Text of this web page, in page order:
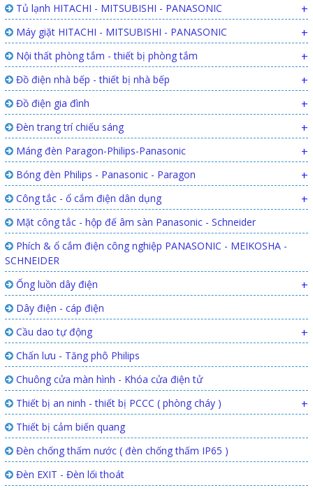
Tủ lạnh HITACHI - MITSUBISHI - PANASONIC +
Máy giặt HITACHI - MITSUBISHI - PANASONIC +
Nội thất phòng tắm - thiết bị phòng tắm +
Đồ điện nhà bếp - thiết bị nhà bếp +
Đồ điện gia đình +
Đèn trang trí chiếu sáng +
Máng đèn Paragon-Philips-Panasonic +
Bóng đèn Philips - Panasonic - Paragon +
Công tắc - ổ cắm điện dân dụng +
Mặt công tắc - hộp đế âm sàn Panasonic - Schneider
Phích & ổ cắm điện công nghiệp PANASONIC - MEIKOSHA -
SCHNEIDER
Ống luồn dây điện
+
Dây điện - cáp điện
Cầu dao tự động
+
Chấn lưu - Tăng phô Philips
Chuông cửa màn hình - Khóa cửa điện tử
Thiết bị an ninh - thiết bị PCCC ( phòng cháy )
+
Thiết bị cảm biến quang
Đèn chống thấm nước ( đèn chống thấm IP65 )
Đèn EXIT - Đèn lối thoát